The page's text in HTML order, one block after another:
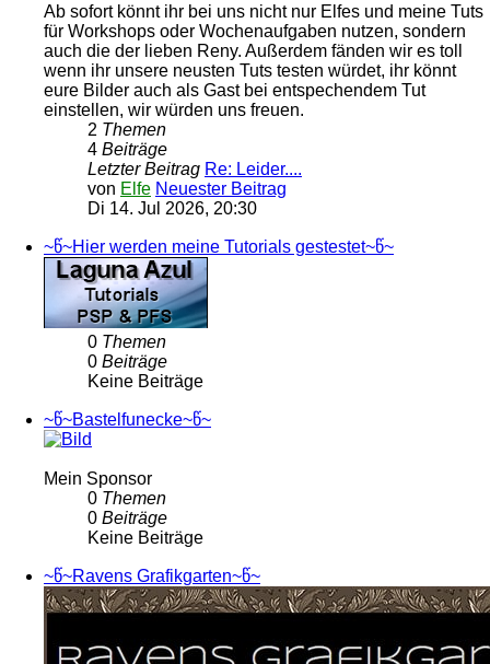
Ab sofort könnt ihr bei uns nicht nur Elfes und meine Tuts
für Workshops oder Wochenaufgaben nutzen, sondern
auch die der lieben Reny. Außerdem fänden wir es toll
wenn ihr unsere neusten Tuts testen würdet, ihr könnt
eure Bilder auch als Gast bei entspechendem Tut
einstellen, wir würden uns freuen.
2 Themen
4 Beiträge
Letzter Beitrag Re: Leider....
von Elfe Neuester Beitrag
Di 14. Jul 2026, 20:30
~წ~Hier werden meine Tutorials gestestet~წ~
0 Themen
0 Beiträge
Keine Beiträge
~წ~Bastelfunecke~წ~
Mein Sponsor
0 Themen
0 Beiträge
Keine Beiträge
~წ~Ravens Grafikgarten~წ~